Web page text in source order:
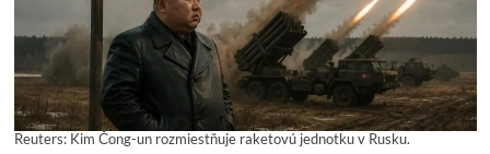
Reuters: Kim Čong-un rozmiestňuje raketovú jednotku v Rusku.